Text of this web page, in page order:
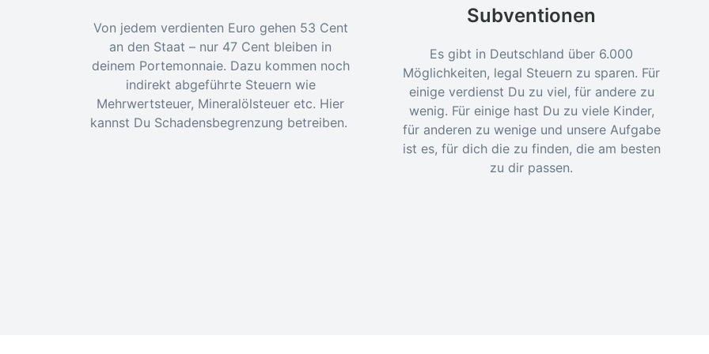
Von jedem verdienten Euro gehen 53 Cent
an den Staat – nur 47 Cent bleiben in
deinem Portemonnaie. Dazu kommen noch
indirekt abgeführte Steuern wie
Mehrwertsteuer, Mineralölsteuer etc. Hier
kannst Du Schadensbegrenzung betreiben.
Subventionen
Es gibt in Deutschland über 6.000
Möglichkeiten, legal Steuern zu sparen. Für
einige verdienst Du zu viel, für andere zu
wenig. Für einige hast Du zu viele Kinder,
für anderen zu wenige und unsere Aufgabe
ist es, für dich die zu finden, die am besten
zu dir passen.